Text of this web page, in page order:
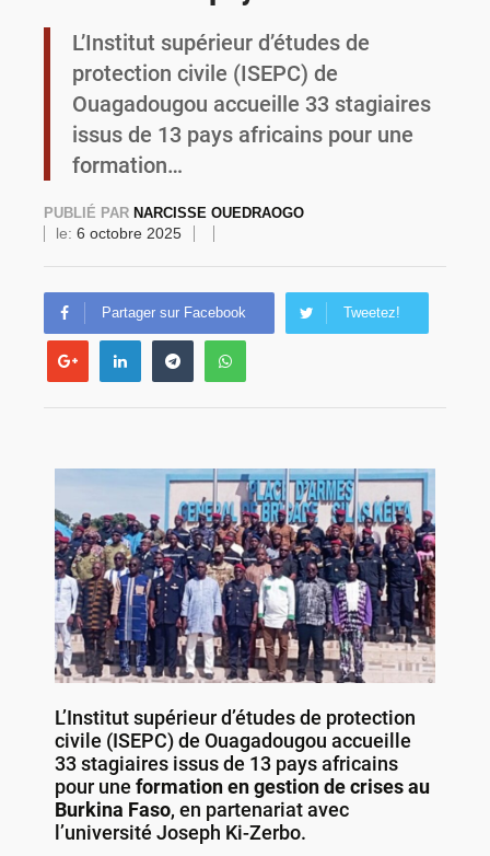
Burkina Faso : la VIDEO-verbalisation enregistre plus de 1 000 infractions en douze heures
L’Institut supérieur d’études de
protection civile (ISEPC) de
Ouagadougou accueille 33 stagiaires
issus de 13 pays africains pour une
formation…
PUBLIÉ PAR NARCISSE OUEDRAOGO
le: 6 octobre 2025
Partager sur Facebook Tweetez!
L’Institut supérieur d’études de protection
civile (ISEPC) de Ouagadougou accueille
33 stagiaires issus de 13 pays africains
pour une formation en gestion de crises au
Burkina Faso, en partenariat avec
l’université Joseph Ki-Zerbo.